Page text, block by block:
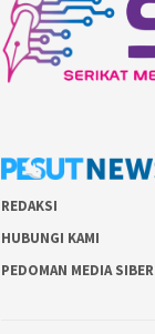
REDAKSI
HUBUNGI KAMI
PEDOMAN MEDIA SIBER